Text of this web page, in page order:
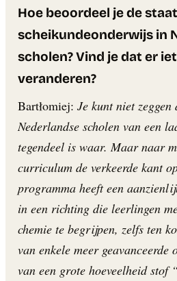
Hoe beoordeel je de
scheikundeonderwijs in
scholen? Vind je dat er
veranderen?
Bartłomiej: Je kunt niet
Nederlandse scholen van een
tegendeel is waar. Maar naar
curriculum de verkeerde kant
programma heeft een
in een richting die leerlingen
chemie te begrijpen, zelfs ten
van enkele meer
van een grote hoeveelheid stof